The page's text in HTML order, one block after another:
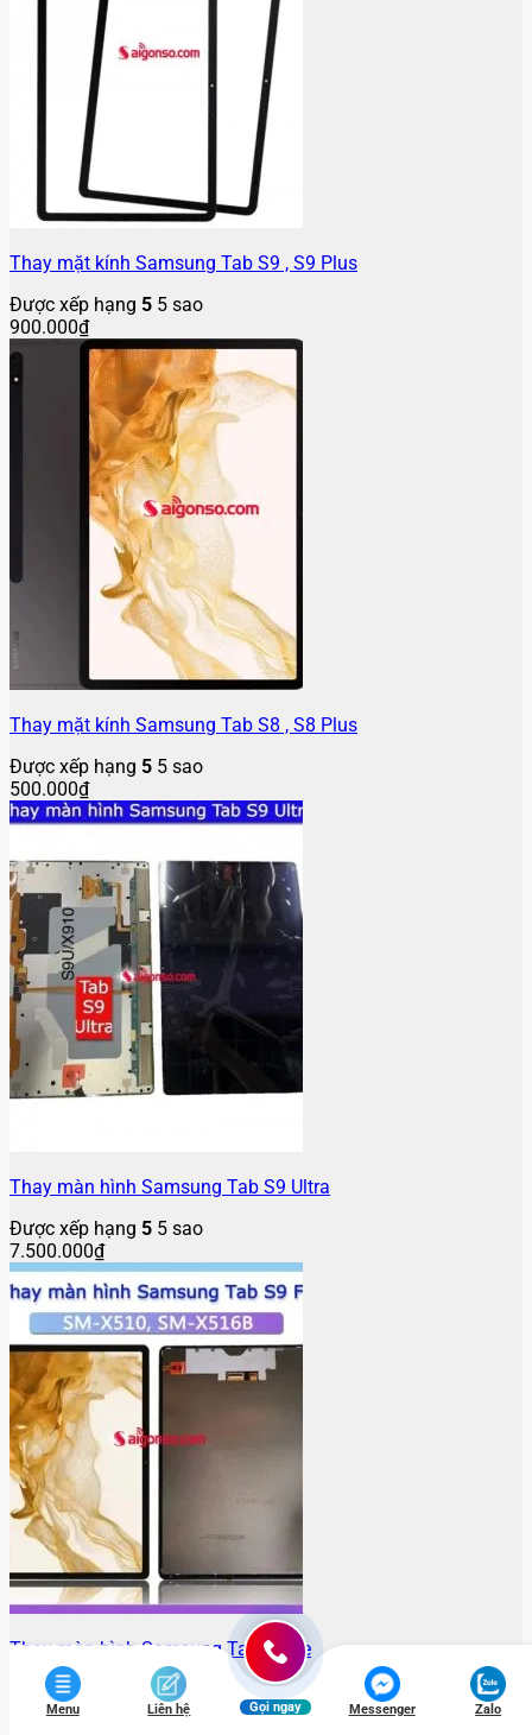
Thay mặt kính Samsung Tab S9 , S9 Plus
Được xếp hạng 5 5 sao
900.000₫
Thay mặt kính Samsung Tab S8 , S8 Plus
Được xếp hạng 5 5 sao
500.000₫
Thay màn hình Samsung Tab S9 Ultra
Được xếp hạng 5 5 sao
7.500.000₫
Thay màn hình Samsung Tab S9 Fe
Được xếp hạng
55 sao
1.600.000
Menu Liên hệ Gọi ngay Messenger Zalo